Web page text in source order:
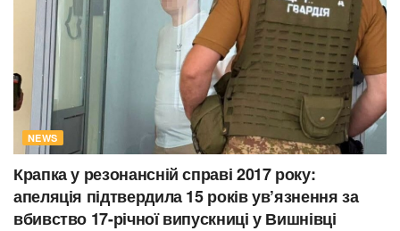
NEWS
Крапка у резонансній справі 2017 року:
апеляція підтвердила 15 років ув’язнення за
вбивство 17-річної випускниці у Вишнівці